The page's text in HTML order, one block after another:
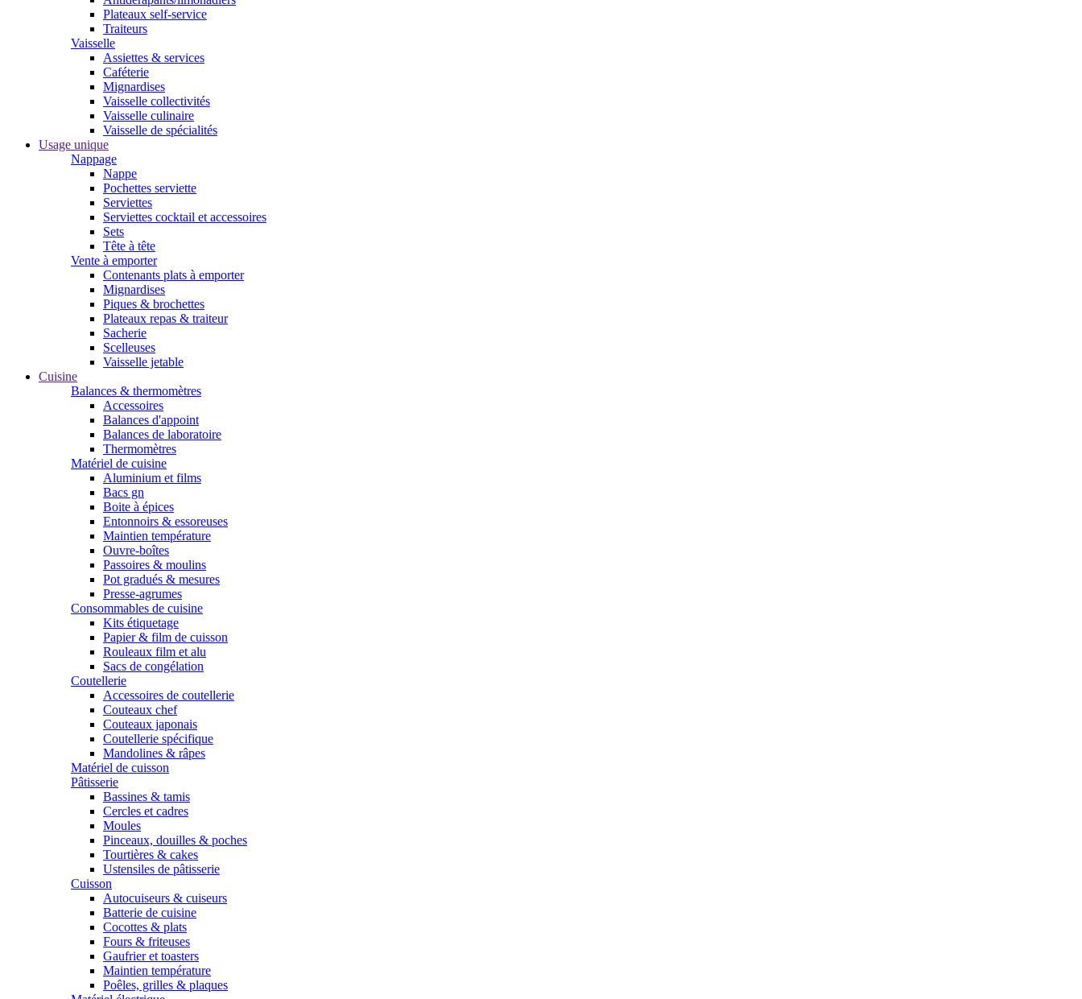
Plateaux self-service
Traiteurs
Vaisselle
Assiettes & services
Caféterie
Mignardises
Vaisselle collectivités
Vaisselle culinaire
Vaisselle de spécialités
Usage unique
Nappage
Nappe
Pochettes serviette
Serviettes
Serviettes cocktail et accessoires
Sets
Tête à tête
Vente à emporter
Contenants plats à emporter
Mignardises
Piques & brochettes
Plateaux repas & traiteur
Sacherie
Scelleuses
Vaisselle jetable
Cuisine
Balances & thermomètres
Accessoires
Balances d'appoint
Balances de laboratoire
Thermomètres
Matériel de cuisine
Aluminium et films
Bacs gn
Boite à épices
Entonnoirs & essoreuses
Maintien température
Ouvre-boîtes
Passoires & moulins
Pot gradués & mesures
Presse-agrumes
Consommables de cuisine
Kits étiquetage
Papier & film de cuisson
Rouleaux film et alu
Sacs de congélation
Coutellerie
Accessoires de coutellerie
Couteaux chef
Couteaux japonais
Coutellerie spécifique
Mandolines & râpes
Matériel de cuisson
Pâtisserie
Bassines & tamis
Cercles et cadres
Moules
Pinceaux, douilles & poches
Tourtières & cakes
Ustensiles de pâtisserie
Cuisson
Autocuiseurs & cuiseurs
Batterie de cuisine
Cocottes & plats
Fours & friteuses
Gaufrier et toasters
Maintien température
Poêles, grilles & plaques